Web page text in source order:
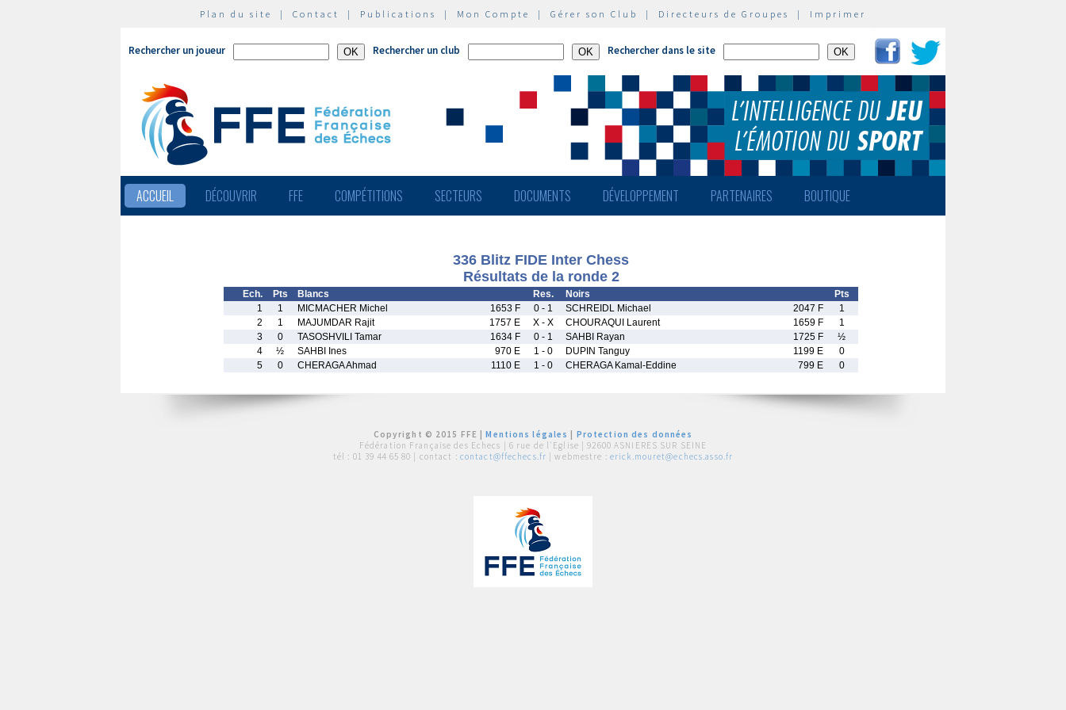
Plan du site | Contact | Publications | Mon Compte | Gérer son Club | Directeurs de Groupes | Imprimer
Rechercher un joueur Rechercher un club Rechercher dans le site
ACCUEIL DÉCOUVRIR FFE COMPÉTITIONS SECTEURS DOCUMENTS DÉVELOPPEMENT PARTENAIRES BOUTIQUE
336 Blitz FIDE Inter Chess
Résultats de la ronde 2
Ech. Pts Blancs Res. Noirs
Pts
1
1 MICMACHER Michel 1653 F 0 - 1 SCHREIDL Michael 2047 F
1
2
1 MAJUMDAR Rajit 1757 E X - X CHOURAQUI Laurent 1659 F
1
3
0 TASOSHVILI Tamar 1634 F 0 - 1 SAHBI Rayan 1725 F
½
4
½ SAHBI Ines 970 E 1 - 0 DUPIN Tanguy 1199 E
0
5
0 CHERAGA Ahmad 1110 E 1 - 0 CHERAGA Kamal-Eddine 799 E 0
Copyright © 2015 FFE |Mentions légales
Protection des données
Fédération Française des Echecs | 6 rue de l'Eglise | 92600 ASNIERES SUR SEINE
tél : 01 39 44 65 80 | contact : contact@ffechecs.fr | webmestre : erick.mouret@echecs.asso.fr